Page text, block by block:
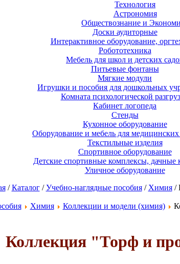
Технология
Астрономия
Обществознание и
Доски аудиторные
Интерактивное оборудование,
Робототехника
Мебель для школ и детских
Питьевые фонтаны
Мягкие модули
Игрушки и пособия для дошкольных
Комната психологической
Кабинет логопеда
Стенды
Кухонное оборудование
Оборудование и мебель для медицинских
Текстильные изделия
Спортивное оборудование
Детские спортивные комплексы, дачные
Уличное оборудование
/Каталог/Учебно-наглядные пособия/ Химия/
Химия Коллекции и модели (химия)
Коллекция "Торф и